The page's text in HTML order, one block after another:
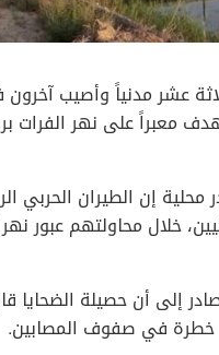
عشر مدنياً وأصيب
معبراً على نهر الفرات
محلية إن الطيران
خلال محاولتهم عبور
إلى أن حصيلة الضحايا
خطرة في صفوف المصابين.